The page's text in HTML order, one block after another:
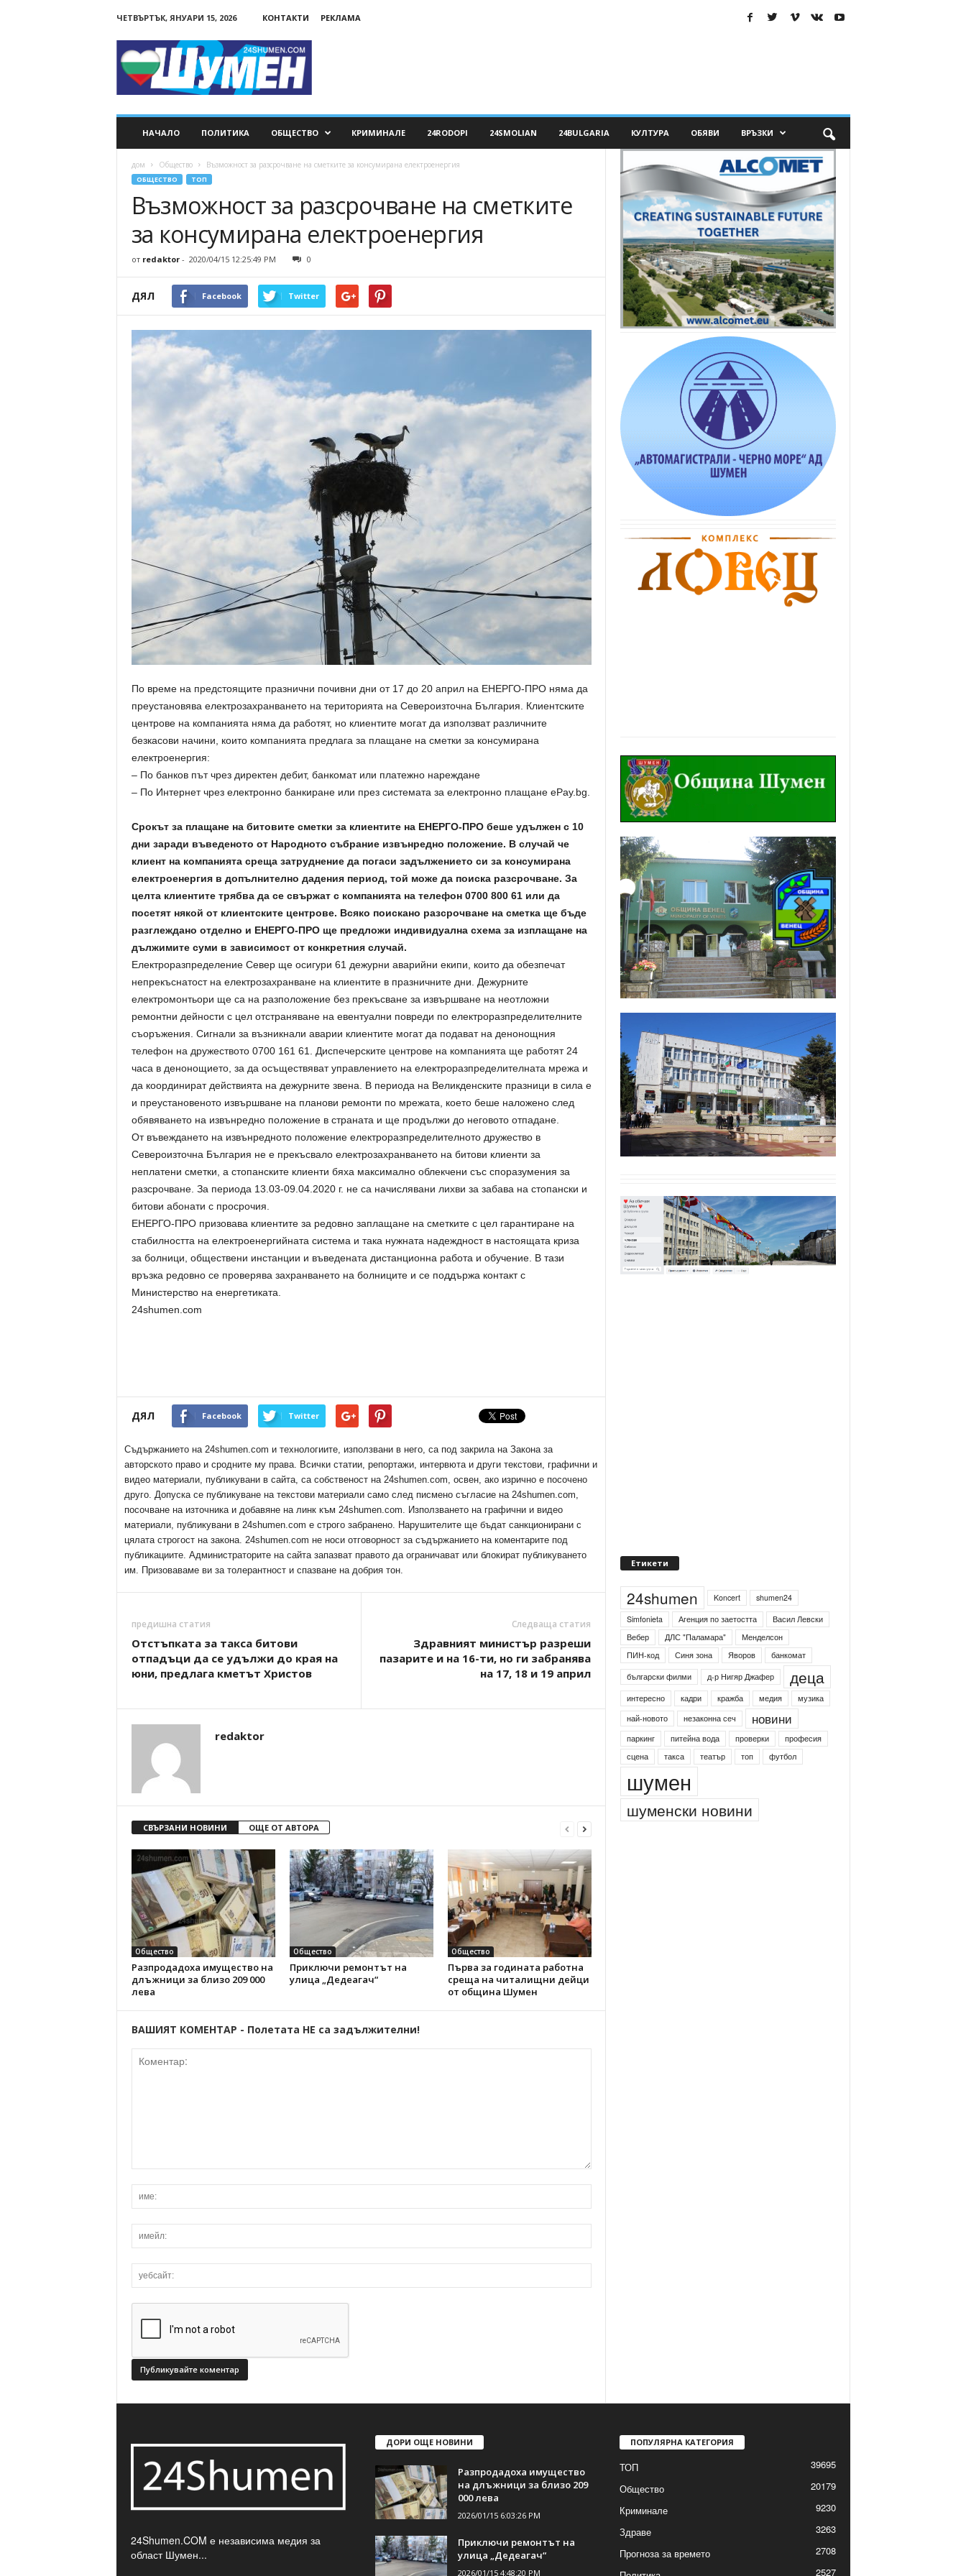
ЧЕТВЪРТЪК, ЯНУАРИ 15, 2026 КОНТАКТИ РЕКЛАМА
НАЧАЛО ПОЛИТИКА ОБЩЕСТВО КРИМИНАЛЕ 24RODOPI 24SMOLIAN 24BULGARIA КУЛТУРА ОБЯВИ ВРЪЗКИ
дом Общество Възможност за разсрочване на сметките за консумирана електроенергия
ОБЩЕСТВО ТОП
Възможност за разсрочване на сметките
за консумирана електроенергия
от redaktor- 2020/04/15 12:25:49 PM 0
ДЯЛ Facebook Twitter
По време на предстоящите празнични почивни дни от 17 до 20 април на ЕНЕРГО-ПРО няма да
преустановява електрозахранването на територията на Североизточна България. Клиентските
центрове на компанията няма да работят, но клиентите могат да използват различните
безкасови начини, които компанията предлага за плащане на сметки за консумирана
електроенергия:
– По банков път чрез директен дебит, банкомат или платежно нареждане
– По Интернет чрез електронно банкиране или през системата за електронно плащане еРау.bg.
Срокът за плащане на битовите сметки за клиентите на ЕНЕРГО-ПРО беше удължен с 10
дни заради въведеното от Народното събрание извънредно положение. В случай че
клиент на компанията среща затруднение да погаси задължението си за консумирана
електроенергия в допълнително дадения период, той може да поиска разсрочване. За
целта клиентите трябва да се свържат с компанията на телефон 0700 800 61 или да
посетят някой от клиентските центрове. Всяко поискано разсрочване на сметка ще бъде
разглеждано отделно и ЕНЕРГО-ПРО ще предложи индивидуална схема за изплащане на
дължимите суми в зависимост от конкретния случай.
Електроразпределение Север ще осигури 61 дежурни аварийни екипи, които да обезпечат
непрекъснатост на електрозахранване на клиентите в празничните дни. Дежурните
електромонтьори ще са на разположение без прекъсване за извършване на неотложни
ремонтни дейности с цел отстраняване на евентуални повреди по електроразпределителните
съоръжения. Сигнали за възникнали аварии клиентите могат да подават на денонощния
телефон на дружеството 0700 161 61. Диспечерските центрове на компанията ще работят 24
часа в денонощието, за да осъществяват управлението на електроразпределителната мрежа и
да координират действията на дежурните звена. В периода на Великденските празници в сила е
и преустановеното извършване на планови ремонти по мрежата, което беше наложено след
обявяването на извънредно положение в страната и ще продължи до неговото отпадане.
От въвеждането на извънредното положение електроразпределителното дружество в
Североизточна България не е прекъсвало електрозахранването на битови клиенти за
неплатени сметки, а стопанските клиенти бяха максимално облекчени със споразумения за
разсрочване. За периода 13.03-09.04.2020 г. не са начислявани лихви за забава на стопански и
битови абонати с просрочия.
ЕНЕРГО-ПРО призовава клиентите за редовно заплащане на сметките с цел гарантиране на
стабилността на електроенергийната система и така нужната надеждност в настоящата криза
за болници, обществени инстанции и въведената дистанционна работа и обучение. В тази
връзка редовно се проверява захранването на болниците и се поддържа контакт с
Министерство на енергетиката.
24shumen.com
ДЯЛ Facebook Twitter
Съдържанието на 24shumen.com и технологиите, използвани в него, са под закрила на Закона за
авторското право и сродните му права. Всички статии, репортажи, интервюта и други текстови, графични и
видео материали, публикувани в сайта, са собственост на 24shumen.com, освен, ако изрично е посочено
друго. Допуска се публикуване на текстови материали само след писмено съгласие на 24shumen.com,
посочване на източника и добавяне на линк към 24shumen.com. Използването на графични и видео
материали, публикувани в 24shumen.com е строго забранено. Нарушителите ще бъдат санкционирани с
цялата строгост на закона. 24shumen.com не носи отговорност за съдържанието на коментарите под
публикациите. Администраторите на сайта запазват правото да ограничават или блокират публикуването
им. Призоваваме ви за толерантност и спазване на добрия тон.
предишна статия
Отстъпката за такса битови
отпадъци да се удължи до края на
юни, предлага кметът Христов
Следваща статия
Здравният министър разреши
пазарите и на 16-ти, но ги забранява
на 17, 18 и 19 април
redaktor
СВЪРЗАНИ НОВИНИ ОЩЕ ОТ АВТОРА
Общество
Разпродадоха имущество на
длъжници за близо 209 000
лева
Общество
Приключи ремонтът на
улица „Дедеагач“
Общество
Първа за годината работна
среща на читалищни дейци
от община Шумен
ВАШИЯТ КОМЕНТАР - Полетата НЕ са задължителни!
Етикети
24shumen Koncert
shumen24
Simfonieta
Агенция по заетостта
Васил Левски
Вебер
ДЛС "Паламара"
Менделсон
ПИН-код
Синя зона Яворов
банкомат
български филми
д-р Нигяр Джафер деца
интересно кадри кражба медия
музика
най-новото
незаконна сеч новини
паркинг питейна вода проверки
професия
сцена
такса театър топ футбол
шумен
шуменски новини
24Shumen.COM е независима медия за
област Шумен...
ДОРИ ОЩЕ НОВИНИ
Разпродадоха имущество
на длъжници за близо 209
000 лева
2026/01/15 6:03:26 PM
Приключи ремонтът на
улица „Дедеагач“
2026/01/15 4:48:20 PM
ПОПУЛЯРНА КАТЕГОРИЯ
ТОП
39695
Общество
20179
Криминале
9230
Здраве
3263
Прогноза за времето
2708
2527